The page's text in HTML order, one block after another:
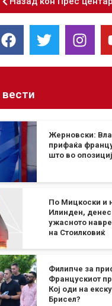
Жерновски:
прифаќа
што во
По Мицкоски и
Илинден,
ужасното
на Стоилковиќ
Филипче за
Францускиот
Кој оди на
Брисел?